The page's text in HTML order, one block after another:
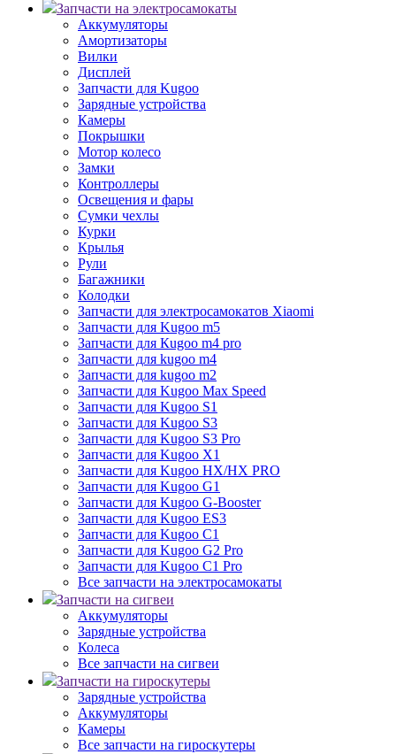
Запчасти на электросамокаты
Аккумуляторы
Амортизаторы
Вилки
Дисплей
Запчасти для Kugoo
Зарядные устройства
Камеры
Покрышки
Мотор колесо
Замки
Контроллеры
Освещения и фары
Сумки чехлы
Курки
Крылья
Рули
Багажники
Колодки
Запчасти для электросамокатов Xiaomi
Запчасти для Kugoo m5
Запчасти для Кugoo m4 pro
Запчасти для kugoo m4
Запчасти для kugoo m2
Запчасти для Kugoo Max Speed
Запчасти для Kugoo S1
Запчасти для Kugoo S3
Запчасти для Kugoo S3 Pro
Запчасти для Kugoo X1
Запчасти для Kugoo HX/HX PRO
Запчасти для Kugoo G1
Запчасти для Kugoo G-Booster
Запчасти для Kugoo ES3
Запчасти для Kugoo C1
Запчасти для Kugoo G2 Pro
Запчасти для Kugoo C1 Pro
Все запчасти на электросамокаты
Запчасти на сигвеи
Аккумуляторы
Зарядные устройства
Колеса
Все запчасти на сигвеи
Запчасти на гироскутеры
Зарядные устройства
Аккумуляторы
Камеры
Все запчасти на гироскутеры